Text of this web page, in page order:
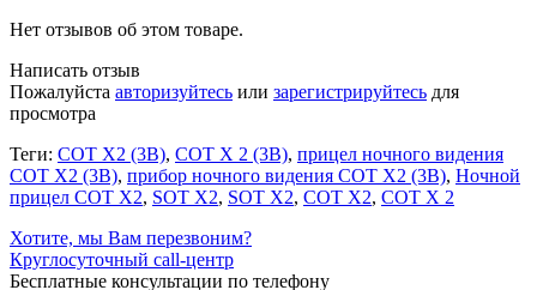
Нет отзывов об этом товаре.
Написать отзыв
Пожалуйста авторизуйтесь или зарегистрируйтесь для
просмотра
Теги: СОТ Х2 (3B), СОТ Х 2 (3B), прицел ночного видения
СОТ Х2 (3B), прибор ночного видения СОТ Х2 (3B), Ночной
прицел СОТ Х2, SOT X2, SOT X2, COT X2, COT X 2
Хотите, мы Вам перезвоним?
Круглосуточный call-центр
Бесплатные консультации по телефону